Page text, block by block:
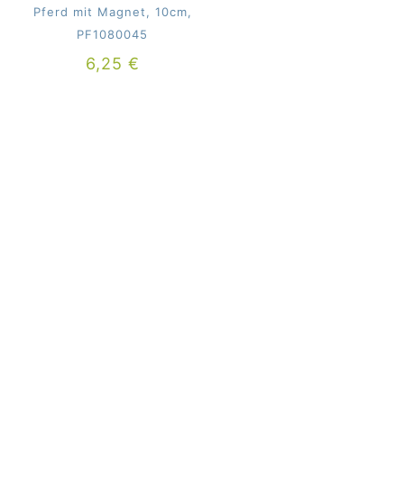
Pferd mit Magnet, 10cm,
PF1080045
6,25 €